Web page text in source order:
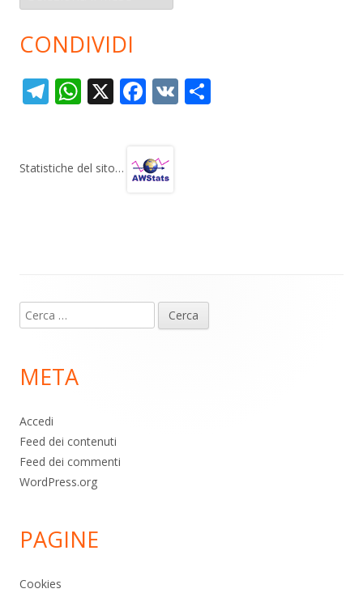
CONDIVIDI
T
gr
W
s
X F
b
V
Statistiche del sito…
piè
pagina
Ricerca
per:
META
Accedi
Feed dei contenuti
Feed dei commenti
WordPress.org
PAGINE
Cookies